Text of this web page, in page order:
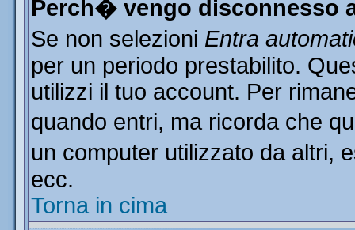
Perch� vengo disconnesso
Se non selezioni Entra
per un periodo prestabilito.
utilizzi il tuo account. Per
quando entri, ma ricorda che
un computer utilizzato da
ecc.
Torna in cima